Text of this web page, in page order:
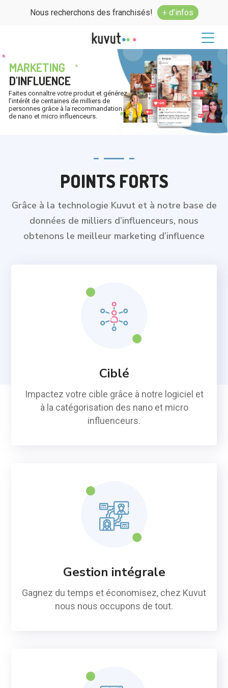
Nous recherchons des franchisés! + d’infos
Faites connaître votre produit et générez
l’intérêt de centaines de milliers de
personnes grâce à la recommandation
de nano et micro influenceurs.
MARKETING
D'INFLUENCE
POINTS FORTS
Grâce à la technologie Kuvut et à notre base de
données de milliers d’influenceurs, nous
obtenons le meilleur marketing d’influence
Ciblé
Impactez votre cible grâce à notre logiciel et
à la catégorisation des nano et micro
influenceurs.
Gestion intégrale
Gagnez du temps et économisez, chez Kuvut
nous nous occupons de tout.